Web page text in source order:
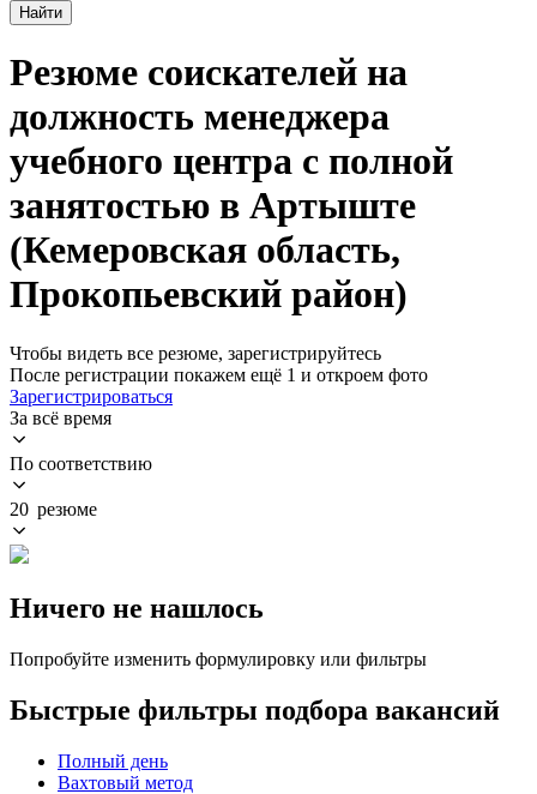
Найти
Резюме соискателей на
должность менеджера
учебного центра с полной
занятостью в Артыште
(Кемеровская область,
Прокопьевский район)
Чтобы видеть все резюме, зарегистрируйтесь
После регистрации покажем ещё 1 и откроем фото
Зарегистрироваться
За всё время
По соответствию
20 резюме
Ничего не нашлось
Попробуйте изменить формулировку или фильтры
Быстрые фильтры подбора вакансий
Полный день
Вахтовый метод